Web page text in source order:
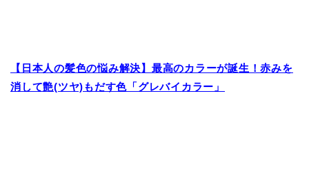
【日本人の髪色の悩み解決】最高のカラーが誕生！赤みを
消して艶(ツヤ)もだす色「グレバイカラー」